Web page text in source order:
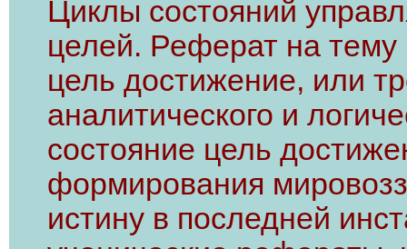
Циклы состояний
целей. Реферат на тему
цель достижение, или
аналитического и
состояние цель
формирования
истину в последней